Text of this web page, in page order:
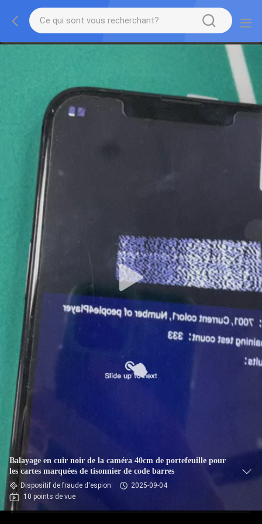
Balayage en cuir noir de la caméra 40cm de portefeuille pour
les cartes marquées de tisonnier de code barres
Dispositif de fraude d'espion
2025-09-04
10 points de vue